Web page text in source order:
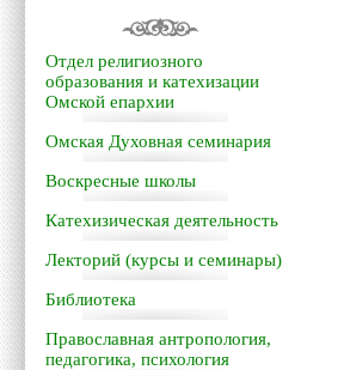
Отдел религиозного
образования и катехизации
Омской епархии
Омская Духовная семинария
Воскресные школы
Катехизическая деятельность
Лекторий (курсы и семинары)
Библиотека
Православная антропология,
педагогика, психология